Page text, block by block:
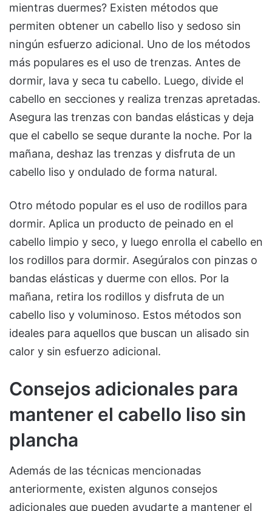
mientras duermes? Existen métodos que
permiten obtener un cabello liso y sedoso sin
ningún esfuerzo adicional. Uno de los métodos
más populares es el uso de trenzas. Antes de
dormir, lava y seca tu cabello. Luego, divide el
cabello en secciones y realiza trenzas apretadas.
Asegura las trenzas con bandas elásticas y deja
que el cabello se seque durante la noche. Por la
mañana, deshaz las trenzas y disfruta de un
cabello liso y ondulado de forma natural.
Otro método popular es el uso de rodillos para
dormir. Aplica un producto de peinado en el
cabello limpio y seco, y luego enrolla el cabello en
los rodillos para dormir. Asegúralos con pinzas o
bandas elásticas y duerme con ellos. Por la
mañana, retira los rodillos y disfruta de un
cabello liso y voluminoso. Estos métodos son
ideales para aquellos que buscan un alisado sin
calor y sin esfuerzo adicional.
Consejos adicionales para
mantener el cabello liso sin
plancha
Además de las técnicas mencionadas
anteriormente, existen algunos consejos
adicionales que pueden ayudarte a mantener el